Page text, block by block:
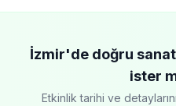
İzmir'dedoğru
ister
Etkinlik tarihi ve